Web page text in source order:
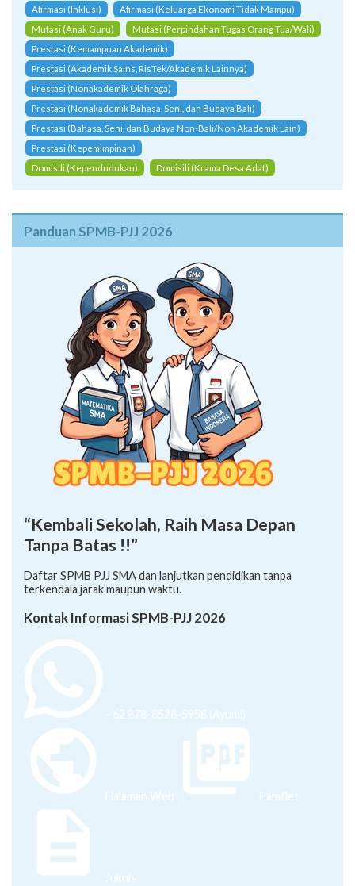
Afirmasi (Inklusi)
Afirmasi (Keluarga Ekonomi Tidak Mampu)
Mutasi (Anak Guru)
Mutasi (Perpindahan Tugas Orang Tua/Wali)
Prestasi (Kemampuan Akademik)
Prestasi (Akademik Sains, RisTek/Akademik Lainnya)
Prestasi (Nonakademik Olahraga)
Prestasi (Nonakademik Bahasa, Seni, dan Budaya Bali)
Prestasi (Bahasa, Seni, dan Budaya Non-Bali/Non Akademik Lain)
Prestasi (Kepemimpinan)
Domisili (Kependudukan)
Domisili (Krama Desa Adat)
Panduan SPMB-PJJ 2026
“Kembali Sekolah, Raih Masa Depan
Tanpa Batas !!”
Daftar SPMB PJJ SMA dan lanjutkan pendidikan tanpa
terkendala jarak maupun waktu.
Kontak Informasi SPMB-PJJ 2026
+62 878-8528-5958 (Ayumi)
Halaman Web Pamflet
Juknis